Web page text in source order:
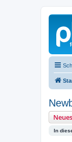
In